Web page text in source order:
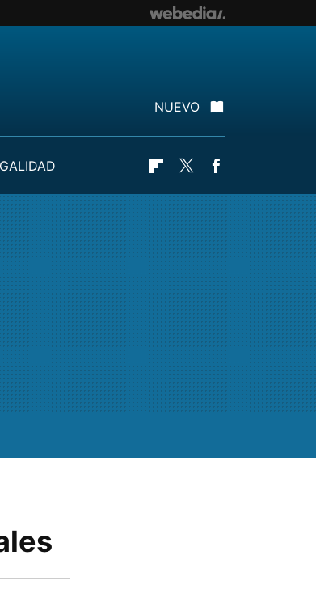
NUEVO
Flipboard
Twitter